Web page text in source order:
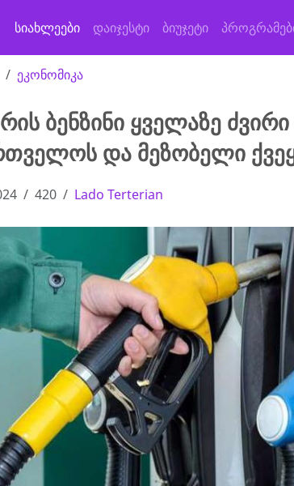
სიახლეები დაიჯესტი ბიუჯეტი
ეკონომიკა
ბენზინი ყველაზე
და მეზობელი
420 Lado Terterian